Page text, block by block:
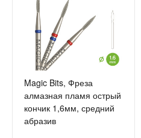
Magic Bits, Фреза
алмазная пламя острый
кончик 1,6мм, средний
абразив